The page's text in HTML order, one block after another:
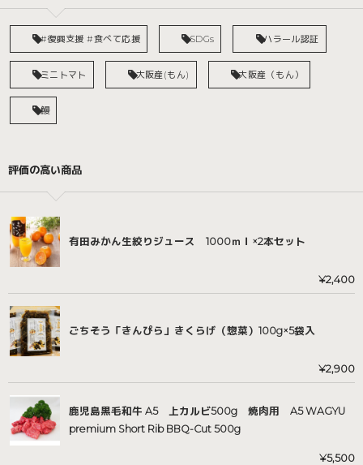
#復興支援 #食べて応援 SDGs ハラール認証
ミニトマト 大阪産(もん) 大阪産（もん）
鰻
評価の高い商品
有田みかん生絞りジュース 1000ｍｌ×2本セット
¥2,400
ごちそう「きんぴら」きくらげ（惣菜）100g×5袋入
¥2,900
鹿児島黒毛和牛 A5 上カルビ500g 焼肉用 A5 WAGYU
premium Short Rib BBQ-Cut 500g
¥5,500